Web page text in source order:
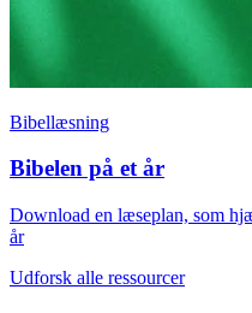
Bibellæsning
Bibelen på et år
Download en læseplan, som
år
Udforsk alle ressourcer